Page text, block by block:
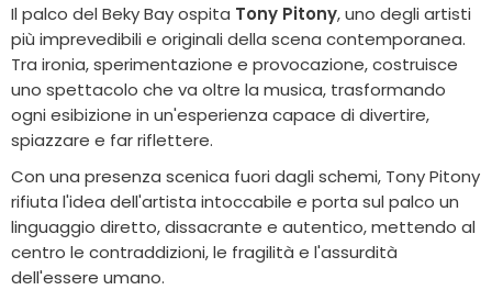
Il palco del Beky Bay ospita Tony Pitony, uno degli artisti
più imprevedibili e originali della scena contemporanea.
Tra ironia, sperimentazione e provocazione, costruisce
uno spettacolo che va oltre la musica, trasformando
ogni esibizione in un'esperienza capace di divertire,
spiazzare e far riflettere.
Con una presenza scenica fuori dagli schemi, Tony Pitony
rifiuta l'idea dell'artista intoccabile e porta sul palco un
linguaggio diretto, dissacrante e autentico, mettendo al
centro le contraddizioni, le fragilità e l'assurdità
dell'essere umano.